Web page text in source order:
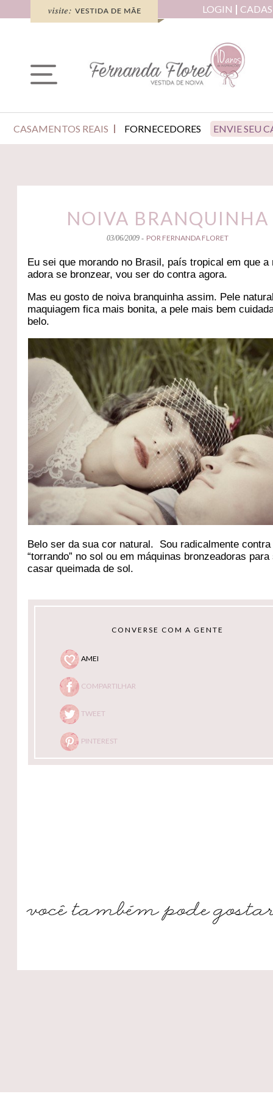
LOGIN
CASAMENTOS REAIS FORNECEDORES ENVIE SEU
NOIVA BRANQUINHA
03/06/2009 - POR FERNANDA FLORET
Eu sei que morando no Brasil, país tropical em que a
adora se bronzear, vou ser do contra agora.
Mas eu gosto de noiva branquinha assim. Pele
maquiagem fica mais bonita, a pele mais bem
belo.
Belo ser da sua cor natural. Sou radicalmente
“torrando” no sol ou em máquinas bronzeadoras para
casar queimada de sol.
CONVERSE COM A GENTE
AMEI
COMPARTILHAR
TWEET
PINTEREST